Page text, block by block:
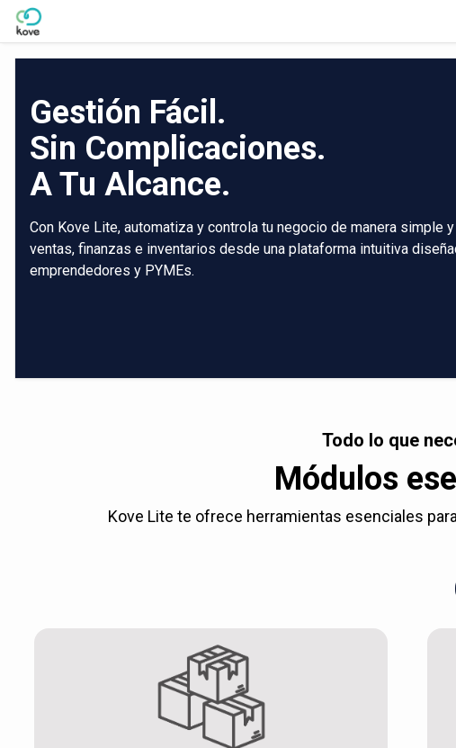
Skip to Main Content
Gestión Fácil.
Sin Complicaciones.
A Tu Alcance.
Con Kove Lite, automatiza y controla tu negocio de manera simple
ventas, finanzas e inventarios desde una plataforma intuitiva
emprendedores y PYMEs.
Todo lo que
Módulos
Kove Lite te ofrece herramientas esenciales